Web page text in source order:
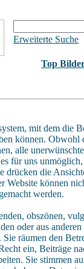
Erweiterte Suche
Top
mit dem die
können. Obwohl
alle
für uns
drücken die
Website können
werden.
obszönen,
oder aus
räumen den
ein, Beiträge
Sie stimmen